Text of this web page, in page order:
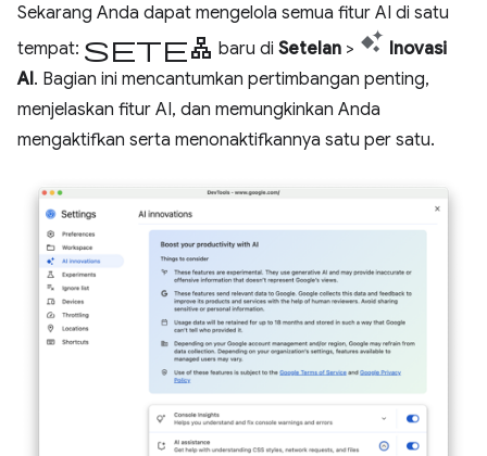
Sekarang Anda dapat mengelola semua fitur AI di satu
tempat: setelan baru di Setelan >
Inovasi
AI. Bagian ini mencantumkan pertimbangan penting,
menjelaskan fitur AI, dan memungkinkan Anda
mengaktifkan serta menonaktifkannya satu per satu.